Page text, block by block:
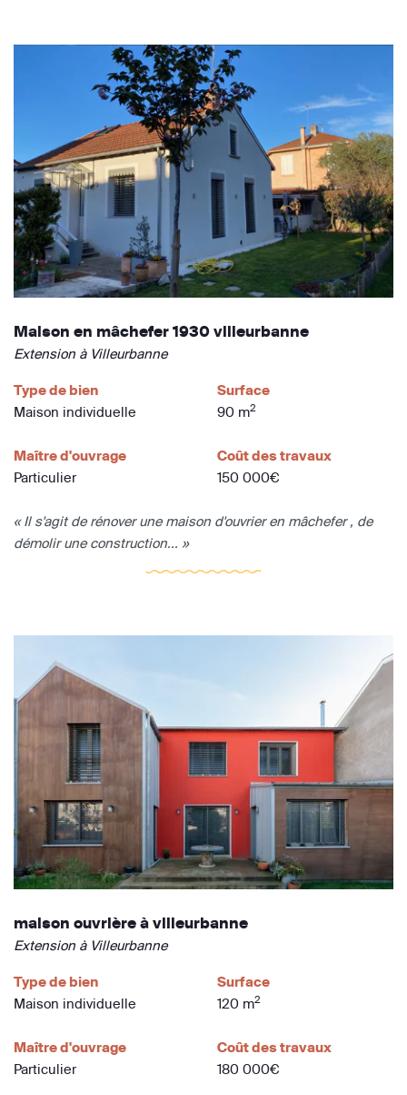
Maison en mâchefer 1930 villeurbanne
Extension à Villeurbanne
Type de bien
Maison individuelle
Surface
90 m2
Maître d'ouvrage
Particulier
Coût des travaux
150 000€
« Il s'agit de rénover une maison d'ouvrier en mâchefer , de
démolir une construction... »
maison ouvrière à villeurbanne
Extension à Villeurbanne
Type de bien
Maison individuelle
Surface
120 m2
Maître d'ouvrage
Particulier
Coût des travaux
180 000€